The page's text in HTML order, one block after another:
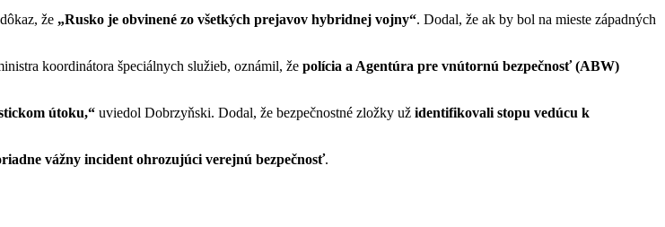
že „Rusko je obvinené zo všetkých prejavov hybridnej vojny“. Dodal, že ak by bol na mieste západných
koordinátora špeciálnych služieb, oznámil, že polícia a Agentúra pre vnútornú bezpečnosť (ABW)
útoku,“ uviedol Dobrzyňski. Dodal, že bezpečnostné zložky už identifikovali stopu vedúcu k
vážny incident ohrozujúci verejnú bezpečnosť.